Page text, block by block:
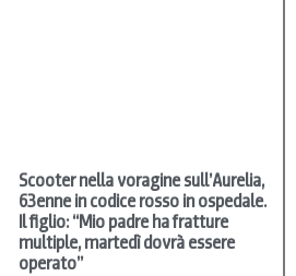
Scooter nella voragine sull’Aurelia,
63enne in codice rosso in ospedale.
Il figlio: “Mio padre ha fratture
multiple, martedì dovrà essere
operato”